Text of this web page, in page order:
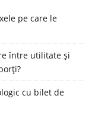
pe care le
între utilitate și
cu bilet de